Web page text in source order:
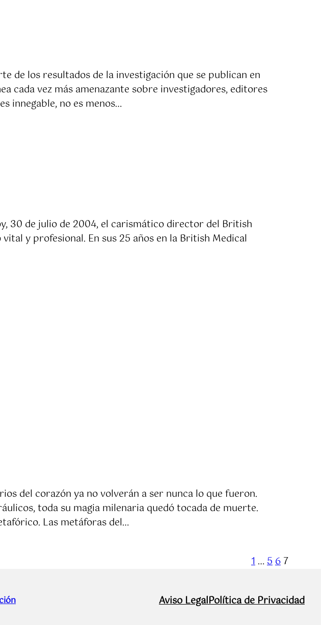
de los resultados de la investigación que se publican en
cada vez más amenazante sobre investigadores, editores
innegable, no es menos…
30 de julio de 2004, el carismático director del British
y profesional. En sus 25 años en la British Medical
del corazón ya no volverán a ser nunca lo que fueron.
toda su magia milenaria quedó tocada de muerte.
Las metáforas del…
1 …56 7
Aviso LegalPolítica de Privacidad